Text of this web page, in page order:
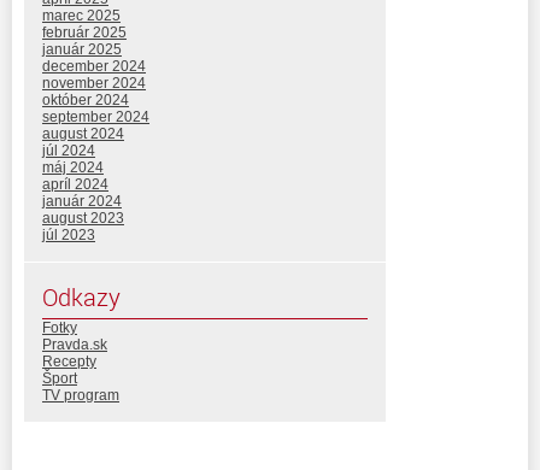
marec 2025
február 2025
január 2025
december 2024
november 2024
október 2024
september 2024
august 2024
júl 2024
máj 2024
apríl 2024
január 2024
august 2023
júl 2023
Odkazy
Fotky
Pravda.sk
Recepty
Šport
TV program